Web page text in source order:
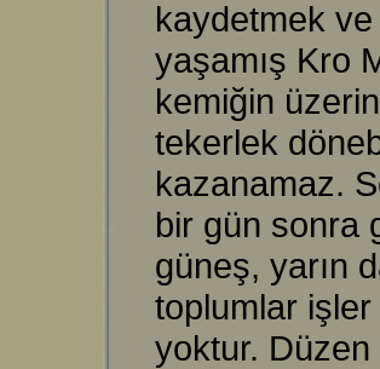
kaydetmek
yaşamış Kro
kemiğin
tekerlek
kazanamaz.
bir gün sonra
güneş, yarın
toplumlar işler
yoktur. Düzen